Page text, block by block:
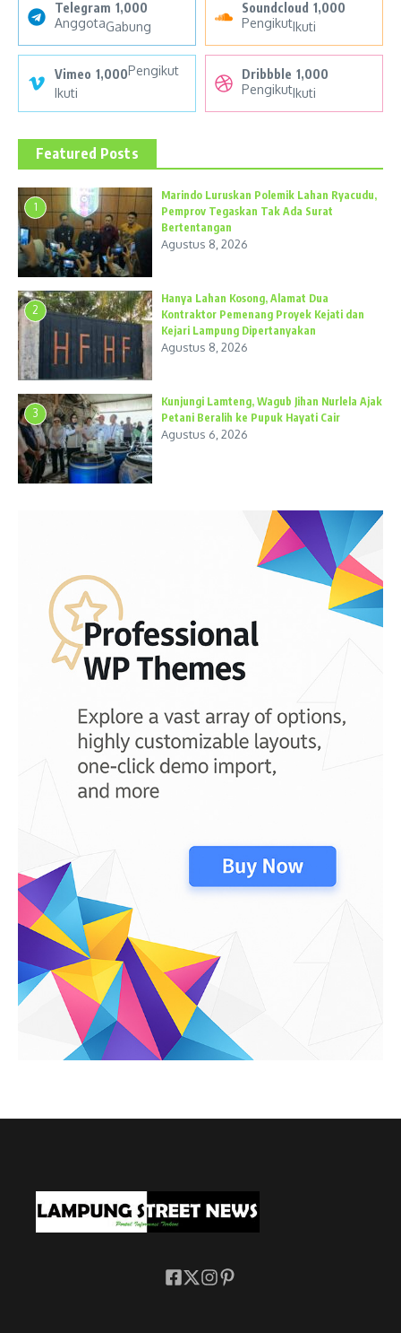
Telegram 1,000
AnggotaGabung
Soundcloud 1,000
PengikutIkuti
Vimeo 1,000Pengikut
Ikuti
Dribbble 1,000
PengikutIkuti
Featured Posts
1
Marindo Luruskan Polemik Lahan Ryacudu,
Pemprov Tegaskan Tak Ada Surat
Bertentangan
Agustus 8, 2026
2
Hanya Lahan Kosong, Alamat Dua
Kontraktor Pemenang Proyek Kejati dan
Kejari Lampung Dipertanyakan
Agustus 8, 2026
3
Kunjungi Lamteng, Wagub Jihan Nurlela Ajak
Petani Beralih ke Pupuk Hayati Cair
Agustus 6, 2026